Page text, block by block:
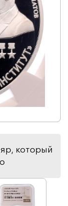
который